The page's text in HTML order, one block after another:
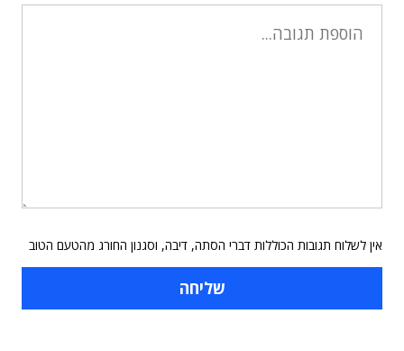
אין לשלוח תגובות הכוללות דברי הסתה, דיבה, וסגנון החורג מהטעם הטוב